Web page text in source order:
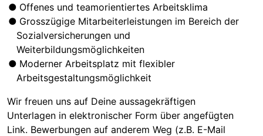
Offenes und teamorientiertes Arbeitsklima
Grosszügige Mitarbeiterleistungen im Bereich der
Sozialversicherungen und
Weiterbildungsmöglichkeiten
Moderner Arbeitsplatz mit flexibler
Arbeitsgestaltungsmöglichkeit
Wir freuen uns auf Deine aussagekräftigen
Unterlagen in elektronischer Form über angefügten
Link. Bewerbungen auf anderem Weg (z.B. E-Mail